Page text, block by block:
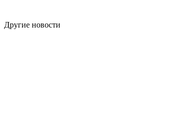
Другие новости